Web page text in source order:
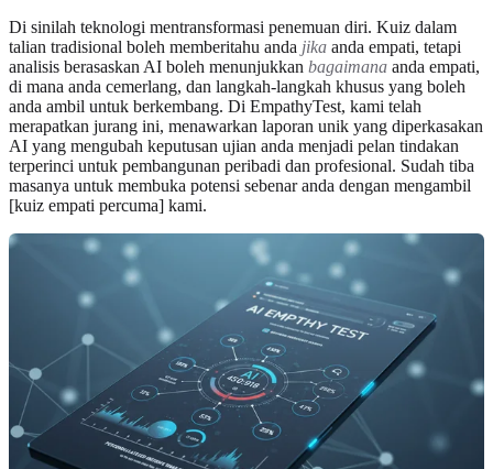
Di sinilah teknologi mentransformasi penemuan diri. Kuiz dalam
talian tradisional boleh memberitahu anda jika anda empati, tetapi
analisis berasaskan AI boleh menunjukkan bagaimana anda empati,
di mana anda cemerlang, dan langkah-langkah khusus yang boleh
anda ambil untuk berkembang. Di EmpathyTest, kami telah
merapatkan jurang ini, menawarkan laporan unik yang diperkasakan
AI yang mengubah keputusan ujian anda menjadi pelan tindakan
terperinci untuk pembangunan peribadi dan profesional. Sudah tiba
masanya untuk membuka potensi sebenar anda dengan mengambil
[kuiz empati percuma] kami.